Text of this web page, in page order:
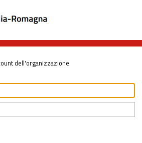
dell'organizzazione